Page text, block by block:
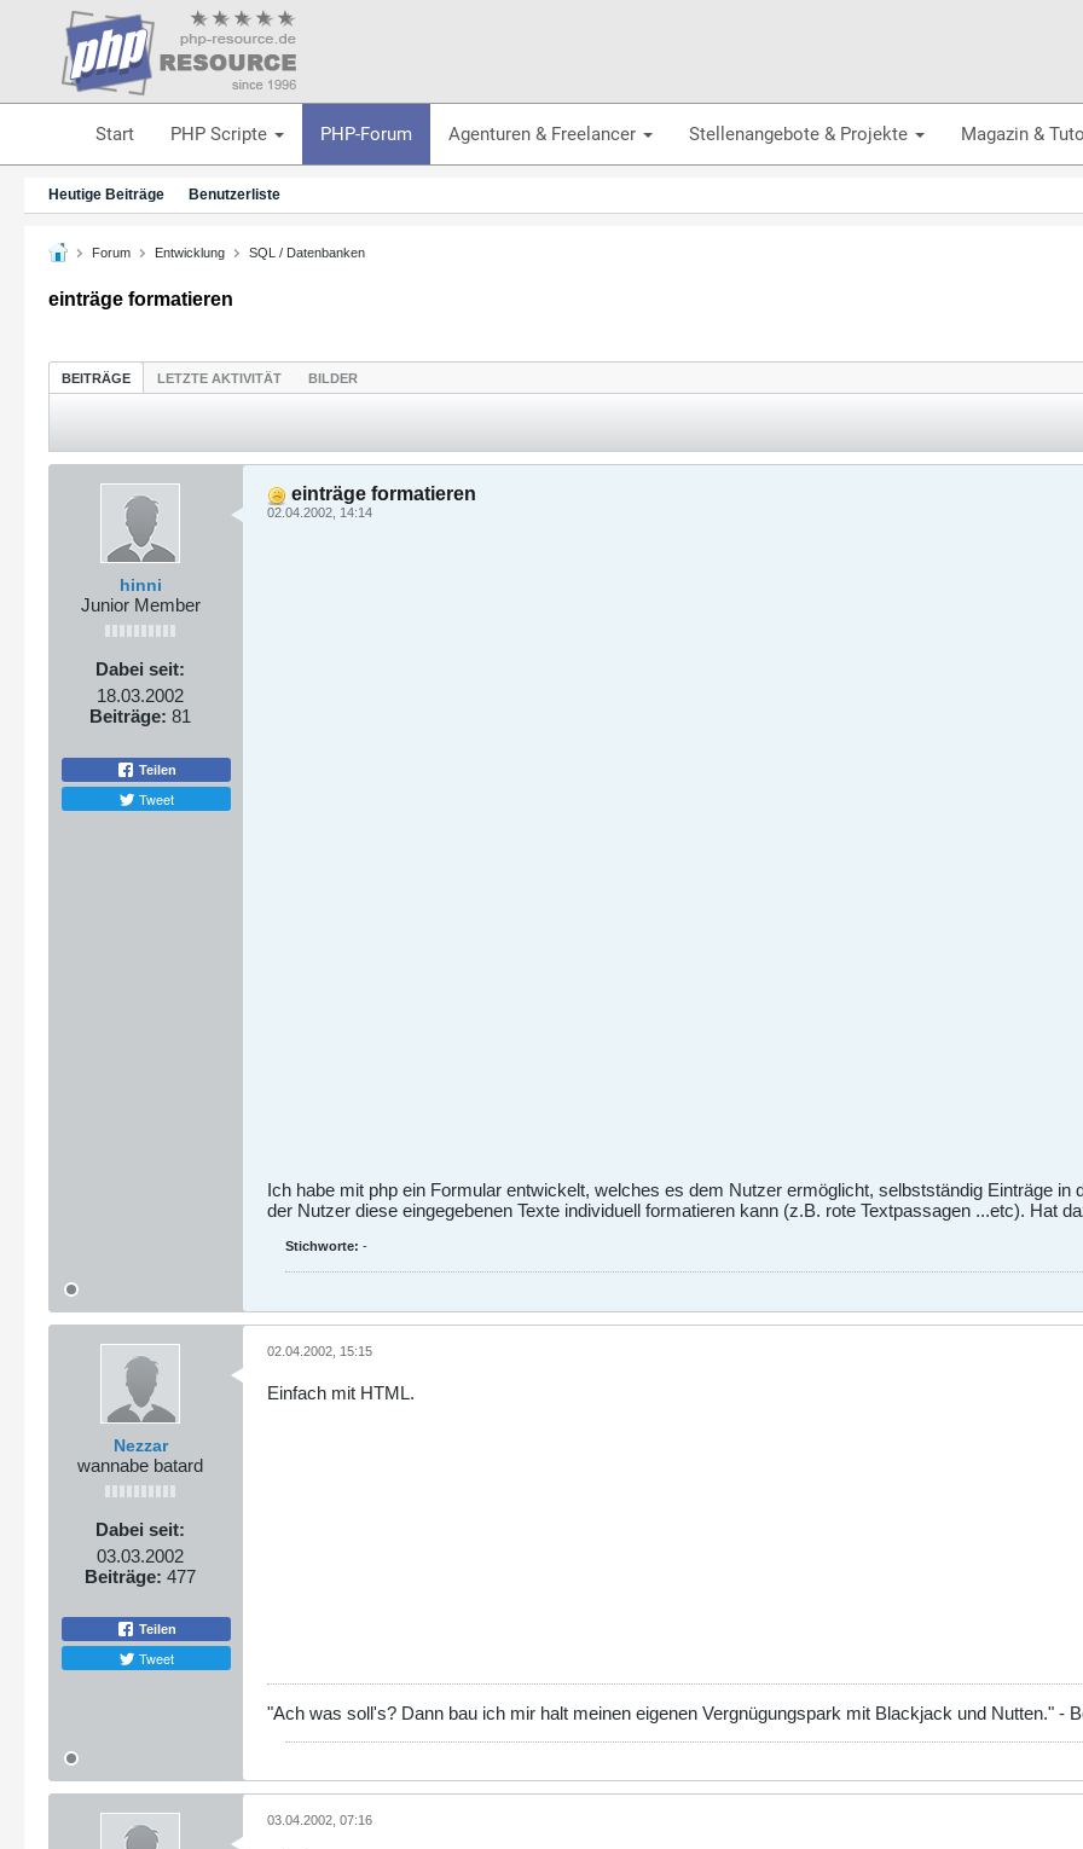
Start PHP Scripte PHP-Forum Agenturen & Freelancer Stellenangebote & Projekte Magazin &
Heutige Beiträge Benutzerliste
Forum Entwicklung SQL / Datenbanken
einträge formatieren
BEITRÄGE LETZTE AKTIVITÄT BILDER
hinni
Junior Member
Dabei seit:
18.03.2002
Beiträge: 81
Teilen
Tweet
einträge formatieren
02.04.2002, 14:14
Ich habe mit php ein Formular entwickelt, welches es dem Nutzer ermöglicht, selbstständig Einträge
der Nutzer diese eingegebenen Texte individuell formatieren kann (z.B. rote Textpassagen ...etc). Hat
Stichworte: -
Nezzar
wannabe batard
Dabei seit:
03.03.2002
Beiträge: 477
Teilen
Tweet
02.04.2002, 15:15
Einfach mit HTML.
"Ach was soll's? Dann bau ich mir halt meinen eigenen Vergnügungspark mit Blackjack und Nutten." -
03.04.2002, 07:16